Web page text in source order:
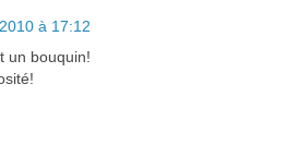
à 17:12
un bouquin!